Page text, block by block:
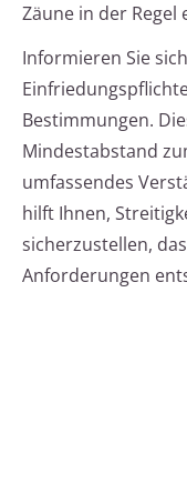
Zäune in der
Informieren Sie
Bestimmungen.
Mindestabstand
umfassendes
hilft Ihnen,
sicherzustellen,
Anforderungen